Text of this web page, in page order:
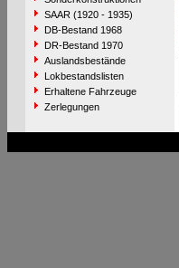
SAAR (1920 - 1935)
DB-Bestand 1968
DR-Bestand 1970
Auslandsbestände
Lokbestandslisten
Erhaltene Fahrzeuge
Zerlegungen